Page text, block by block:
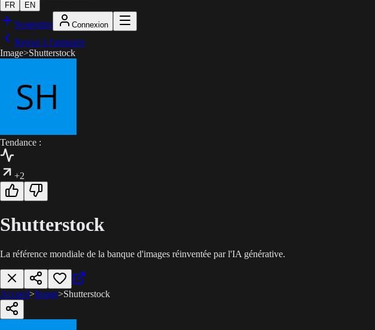
FR EN
Soumettre Connexion
Retour à l'annuaire
Image>Shutterstock
Tendance :
+2
Shutterstock
La référence mondiale de la banque d'images réinventée par l'IA générative.
Accueil>Image>Shutterstock